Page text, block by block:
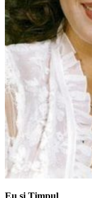
Eu și Timpul